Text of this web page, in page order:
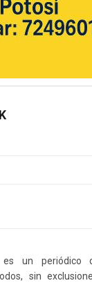
es un periódico
sin